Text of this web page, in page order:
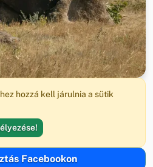
hozzá kell járulnia a sütik
Facebookon